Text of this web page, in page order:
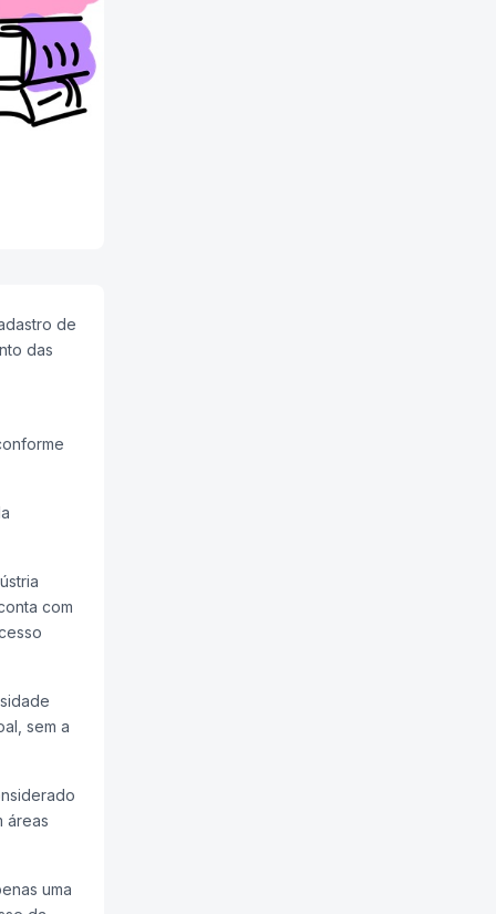
de
das
com
sem a
áreas
uma